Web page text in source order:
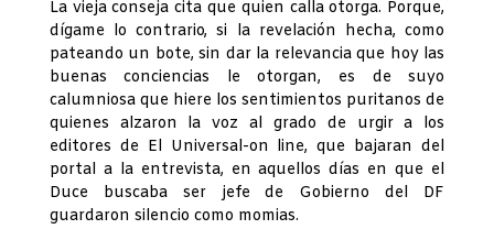
La vieja conseja cita que quien calla otorga. Porque,
dígame lo contrario, si la revelación hecha, como
pateando un bote, sin dar la relevancia que hoy las
buenas conciencias le otorgan, es de suyo
calumniosa que hiere los sentimientos puritanos de
quienes alzaron la voz al grado de urgir a los
editores de El Universal-on line, que bajaran del
portal a la entrevista, en aquellos días en que el
Duce buscaba ser jefe de Gobierno del DF
guardaron silencio como momias.